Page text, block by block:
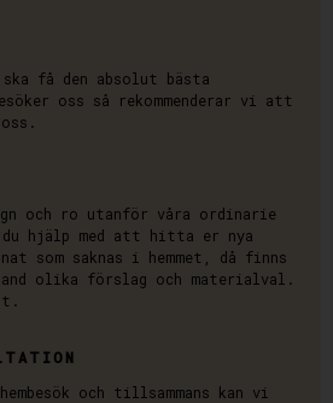
få den absolut bästa
oss så rekommenderar vi att
och ro utanför våra ordinarie
du hjälp med att hitta er nya
som saknas i hemmet, då finns
olika förslag och materialval.
och tillsammans kan vi